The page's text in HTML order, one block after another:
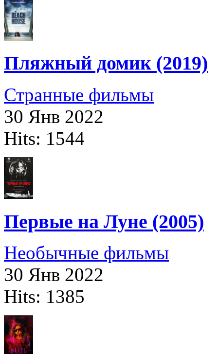
Пляжный домик (2019)
Странные фильмы
30 Янв 2022
Hits: 1544
Первые на Луне (2005)
Необычные фильмы
30 Янв 2022
Hits: 1385